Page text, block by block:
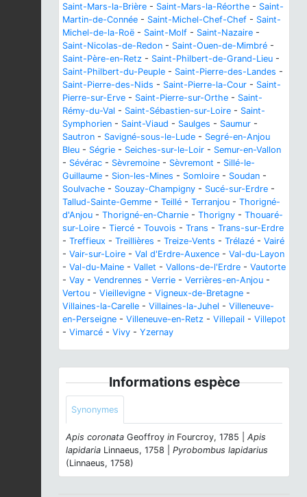
Saint-Mars-la-Brière - Saint-Mars-la-Réorthe - Saint-
Martin-de-Connée - Saint-Michel-Chef-Chef - Saint-
Michel-de-la-Roë - Saint-Molf - Saint-Nazaire -
Saint-Nicolas-de-Redon - Saint-Ouen-de-Mimbré -
Saint-Père-en-Retz - Saint-Philbert-de-Grand-Lieu -
Saint-Philbert-du-Peuple - Saint-Pierre-des-Landes -
Saint-Pierre-des-Nids - Saint-Pierre-la-Cour - Saint-
Pierre-sur-Erve - Saint-Pierre-sur-Orthe - Saint-
Rémy-du-Val - Saint-Sébastien-sur-Loire - Saint-
Symphorien - Saint-Viaud - Saulges - Saumur -
Sautron - Savigné-sous-le-Lude - Segré-en-Anjou
Bleu - Ségrie - Seiches-sur-le-Loir - Semur-en-Vallon
- Sévérac - Sèvremoine - Sèvremont - Sillé-le-
Guillaume - Sion-les-Mines - Somloire - Soudan -
Soulvache - Souzay-Champigny - Sucé-sur-Erdre -
Tallud-Sainte-Gemme - Teillé - Terranjou - Thorigné-
d'Anjou - Thorigné-en-Charnie - Thorigny - Thouaré-
sur-Loire - Tiercé - Touvois - Trans - Trans-sur-Erdre
- Treffieux - Treillières - Treize-Vents - Trélazé - Vairé
- Vair-sur-Loire - Val d'Erdre-Auxence - Val-du-Layon
- Val-du-Maine - Vallet - Vallons-de-l'Erdre - Vautorte
- Vay - Vendrennes - Verrie - Verrières-en-Anjou -
Vertou - Vieillevigne - Vigneux-de-Bretagne -
Villaines-la-Carelle - Villaines-la-Juhel - Villeneuve-
en-Perseigne - Villeneuve-en-Retz - Villepail - Villepot
- Vimarcé - Vivy - Yzernay
Informations espèce
Synonymes
Apis coronata Geoffroy in Fourcroy, 1785 | Apis
lapidaria Linnaeus, 1758 | Pyrobombus lapidarius
(Linnaeus, 1758)